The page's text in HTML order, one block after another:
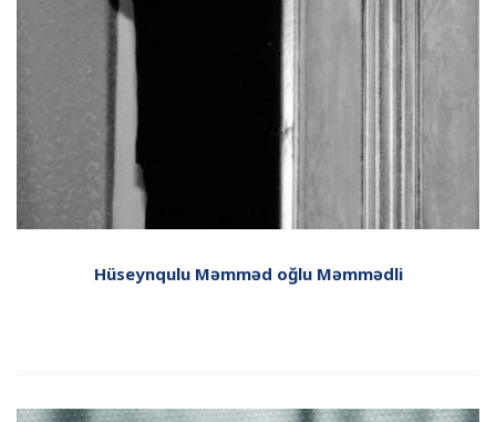
Hüseynqulu Məmməd oğlu Məmmədli